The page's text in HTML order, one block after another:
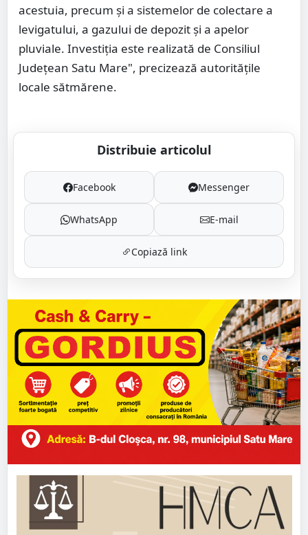
acestuia, precum și a sistemelor de colectare a
levigatului, a gazului de depozit și a apelor
pluviale. Investiția este realizată de Consiliul
Județean Satu Mare", precizează autoritățile
locale sătmărene.
Distribuie articolul
Facebook Messenger
WhatsApp E-mail
Copiază link